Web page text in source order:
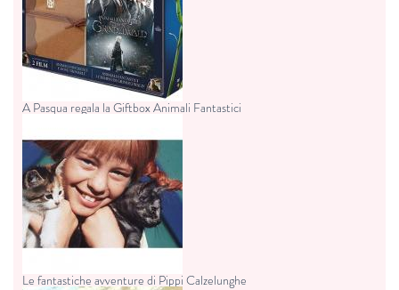
A Pasqua regala la Giftbox Animali Fantastici
Le fantastiche avventure di Pippi Calzelunghe